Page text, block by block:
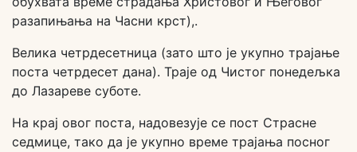
разапињања на Часни крст),.
Велика четрдесетница (зато што је укупно трајање
поста четрдесет дана). Траје од Чистог понедељка
до Лазареве суботе.
На крај овог поста, надовезује се пост Страсне
седмице, тако да је укупно време трајања посног